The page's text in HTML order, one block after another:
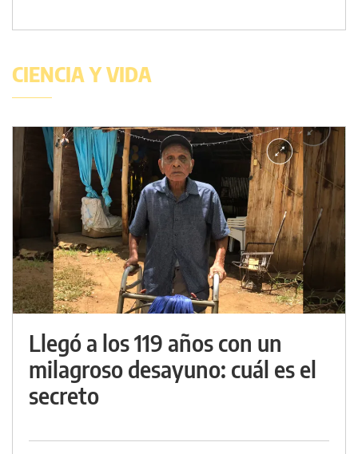
CIENCIA Y VIDA
Llegó a los 119 años con un
milagroso desayuno: cuál es el
secreto